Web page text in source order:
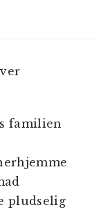
familien
pludselig